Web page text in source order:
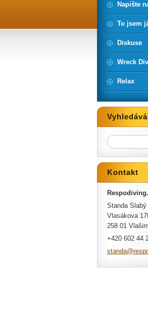
Napište
To jsem
Diskuse
Wreck
Relax
Kontakt
Standa Slabý
Vlasákova
258 01
+420 602 44
standa@r